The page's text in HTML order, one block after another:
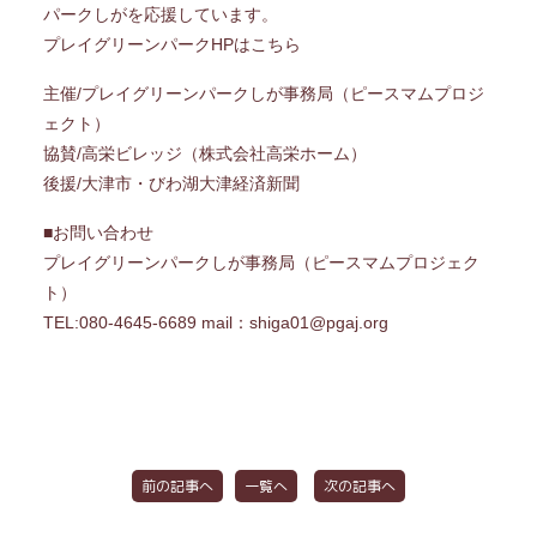
パークしがを応援しています。
プレイグリーンパークHPはこちら
主催/プレイグリーンパークしが事務局（ピースマムプロジ
ェクト）
協賛/高栄ビレッジ（株式会社高栄ホーム）
後援/大津市・びわ湖大津経済新聞
■お問い合わせ
プレイグリーンパークしが事務局（ピースマムプロジェク
ト）
TEL:080-4645-6689 mail：shiga01@pgaj.org
前の記事へ 一覧へ 次の記事へ